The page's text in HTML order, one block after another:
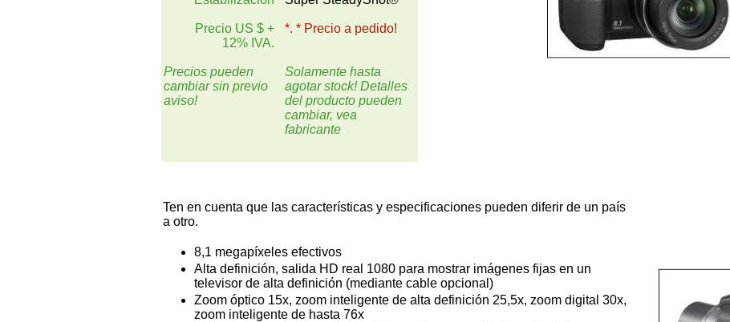
Ten en cuenta que las características y especificaciones pueden diferir de un país
a otro.
8,1 megapíxeles efectivos
Alta definición, salida HD real 1080 para mostrar imágenes fijas en un
televisor de alta definición (mediante cable opcional)
Zoom óptico 15x, zoom inteligente de alta definición 25,5x, zoom digital 30x,
zoom inteligente de hasta 76x
Precio US $ +
12% IVA.
Precios pueden
cambiar sin previo
aviso!
*. * Precio a pedido!
Solamente hasta
agotar stock! Detalles
del producto pueden
cambiar, vea
fabricante